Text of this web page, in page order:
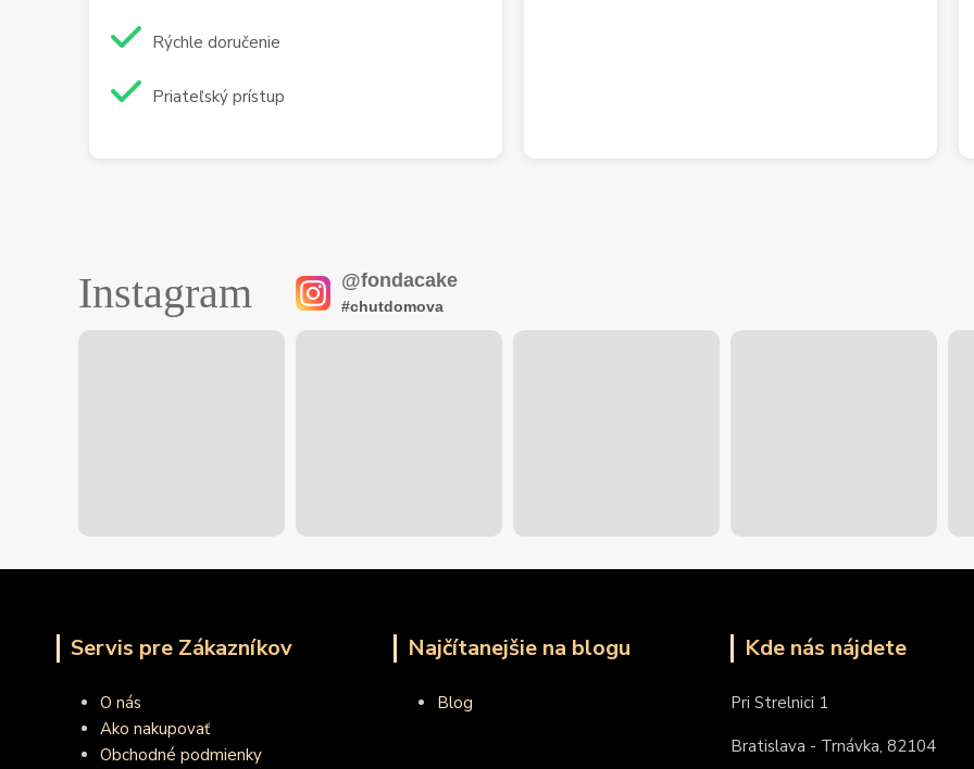
Rýchle doručenie
Priateľský prístup
Instagram @fondacake
#chutdomova
Servis pre Zákazníkov
O nás
Ako nakupovať
Obchodné podmienky
Najčítanejšie na blogu
Blog
Kde nás nájdete
Pri Strelnici 1
Bratislava - Trnávka, 82104